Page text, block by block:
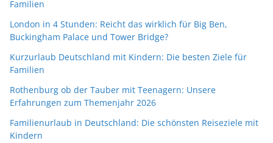
Familien
London in 4 Stunden: Reicht das wirklich für Big Ben,
Buckingham Palace und Tower Bridge?
Kurzurlaub Deutschland mit Kindern: Die besten Ziele für
Familien
Rothenburg ob der Tauber mit Teenagern: Unsere
Erfahrungen zum Themenjahr 2026
Familienurlaub in Deutschland: Die schönsten Reiseziele mit
Kindern